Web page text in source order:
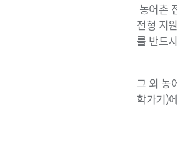
농어촌
전형 지
를 반드
그 외 농
학가기)